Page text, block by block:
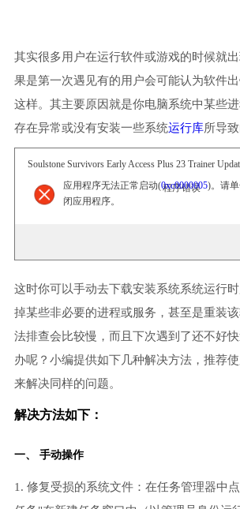
其实很多用户在运行软件或游戏的时候就
果是第一次遇见有的用户会可能认为软件
这样。其主要原因就是你电脑系统中某些
存在异常或没有安装一些系统运行库所导致
Soulstone Survivors Early Access Plus 23 Trainer
程序错误
应用程序无法正常启动(0xc0000005)。请
闭应用程序。
这时你可以手动去下载安装系统系统运行
掉某些非必要的进程或服务，甚至是重装
法排查会比较慢，而且下次遇到了还不好
办呢？小编提供如下几种解决方法，推荐
来解决同样的问题。
解决方法如下：
一、 手动操作
1. 修复受损的系统文件：在任务管理器中